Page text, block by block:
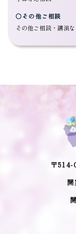
〇その他ご相談
その他ご相談・講演
〒514-